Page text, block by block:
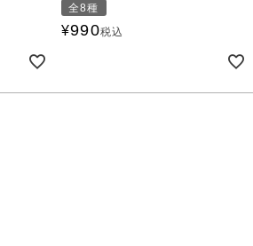
全8種
¥990税込